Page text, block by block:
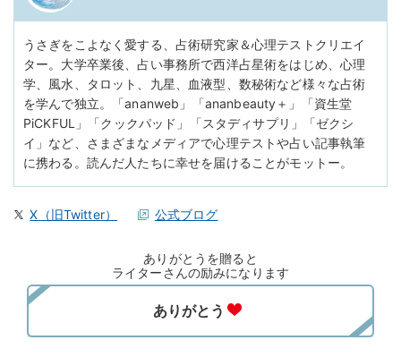
うさぎをこよなく愛する、占術研究家＆心理テストクリエイ
ター。大学卒業後、占い事務所で西洋占星術をはじめ、心理
学、風水、タロット、九星、血液型、数秘術など様々な占術
を学んで独立。「ananweb」「ananbeauty＋」「資生堂
PiCKFUL」「クックパッド」「スタディサプリ」「ゼクシ
イ」など、さまざまなメディアで心理テストや占い記事執筆
に携わる。読んだ人たちに幸せを届けることがモットー。
X（旧Twitter） 公式ブログ
ありがとうを贈ると
ライターさんの励みになります